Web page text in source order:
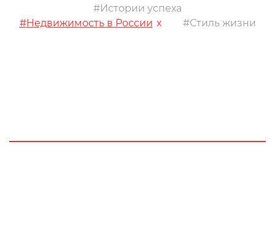
Истории успеха
Недвижимость в России
Стиль жизни